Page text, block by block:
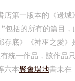
店第一版本的《邊
包括的所有的篇目
存底》《神巫之愛
統一作品，該作品
六本聚會場地書未在